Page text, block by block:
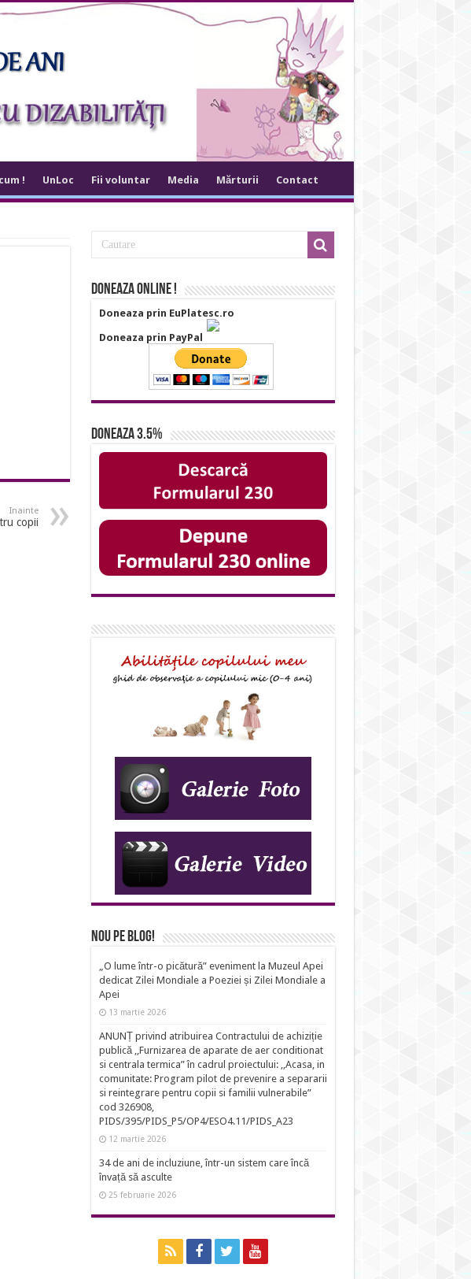
! UnLoc Fii voluntar Media Mărturii Contact
Inainte
copii
Doneaza online !
Doneaza prin EuPlatesc.ro
Doneaza prin PayPal
Doneaza 3.5%
Nou pe Blog!
„O lume într-o picătură” eveniment la Muzeul Apei
dedicat Zilei Mondiale a Poeziei și Zilei Mondiale a
Apei
13 martie 2026
ANUNȚ privind atribuirea Contractului de achiziție
publică ,,Furnizarea de aparate de aer conditionat
si centrala termica” în cadrul proiectului: ,,Acasa, in
comunitate: Program pilot de prevenire a separarii
si reintegrare pentru copii si familii vulnerabile”
cod 326908,
PIDS/395/PIDS_P5/OP4/ESO4.11/PIDS_A23
12 martie 2026
34 de ani de incluziune, într-un sistem care încă
învață să asculte
25 februarie 2026